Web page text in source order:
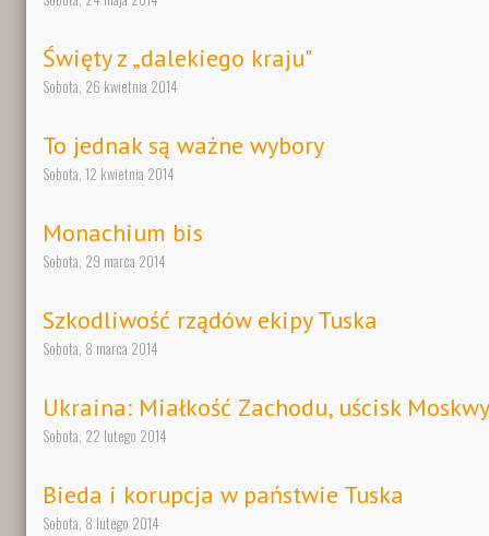
Święty z „dalekiego kraju"
Sobota, 26 kwietnia 2014
To jednak są ważne wybory
Sobota, 12 kwietnia 2014
Monachium bis
Sobota, 29 marca 2014
Szkodliwość rządów ekipy Tuska
Sobota, 8 marca 2014
Ukraina: Miałkość Zachodu, uścisk Moskwy
Sobota, 22 lutego 2014
Bieda i korupcja w państwie Tuska
Sobota, 8 lutego 2014